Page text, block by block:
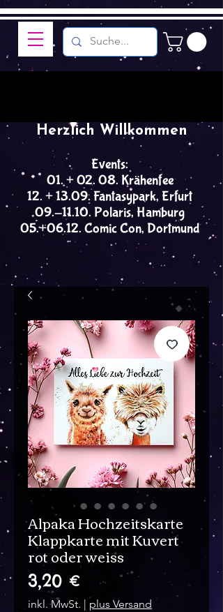
Events:
01. + 02. 08. Krähenfee
12. + 13.09. Fantasypark, Erfurt
09.-11.10. Polaris, Hamburg
05.+06.12. Comic Con, Dortmund
Herzlich Willkommen
Alpaka Hochzeitskarte
Klappkarte mit Kuvert
rot oder weiss
3,20 €Preis
inkl. MwSt. | plus Versand